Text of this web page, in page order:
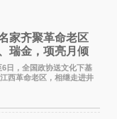
家齐聚革命老区
瑞金，项亮月倾
》致敬红色沃土
，全国政协送文化下基
西革命老区，相继走进井
、瑞金三地。由全国政协
副主任、甘肃省政协原主